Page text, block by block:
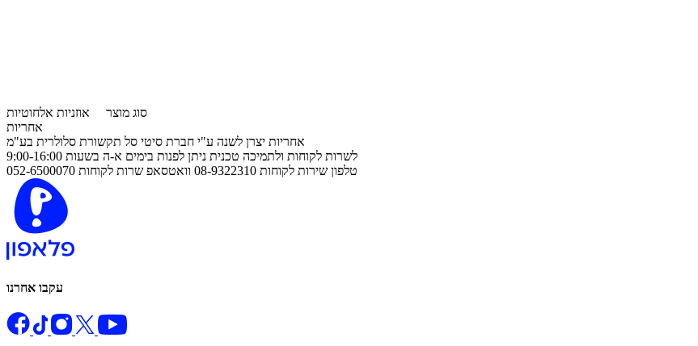
סוג מוצר אוזניות אלחוטיות
אחריות
אחריות יצרן לשנה ע"י חברת סיטי סל תקשורת סלולרית בע"מ
לשרות לקוחות ולתמיכה טכנית ניתן לפנות בימים א-ה בשעות 9:00-16:00
טלפון שירות לקוחות 08-9322310 וואטסאפ שרות לקוחות 052-6500070
עקבו אחרנו